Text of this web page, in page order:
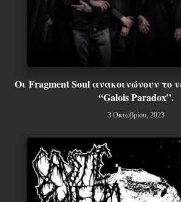
Οι Fragment Soul ανακοινώνουν το
“Galois Paradox”.
3 Οκτωβρίου, 2023